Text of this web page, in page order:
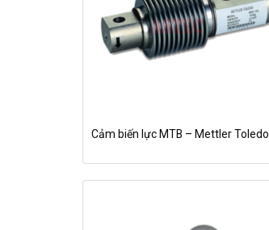
Cảm biến lực MTB – Mettler Toledo